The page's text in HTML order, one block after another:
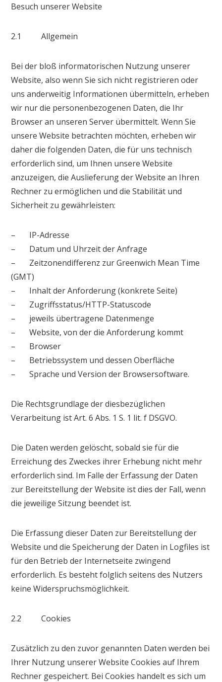
Besuch unserer Website
2.1 Allgemein
Bei der bloß informatorischen Nutzung unserer
Website, also wenn Sie sich nicht registrieren oder
uns anderweitig Informationen übermitteln, erheben
wir nur die personenbezogenen Daten, die Ihr
Browser an unseren Server übermittelt. Wenn Sie
unsere Website betrachten möchten, erheben wir
daher die folgenden Daten, die für uns technisch
erforderlich sind, um Ihnen unsere Website
anzuzeigen, die Auslieferung der Website an Ihren
Rechner zu ermöglichen und die Stabilität und
Sicherheit zu gewährleisten:
– IP-Adresse
– Datum und Uhrzeit der Anfrage
– Zeitzonendifferenz zur Greenwich Mean Time
(GMT)
– Inhalt der Anforderung (konkrete Seite)
– Zugriffsstatus/HTTP-Statuscode
– jeweils übertragene Datenmenge
– Website, von der die Anforderung kommt
– Browser
– Betriebssystem und dessen Oberfläche
– Sprache und Version der Browsersoftware.
Die Rechtsgrundlage der diesbezüglichen
Verarbeitung ist Art. 6 Abs. 1 S. 1 lit. f DSGVO.
Die Daten werden gelöscht, sobald sie für die
Erreichung des Zweckes ihrer Erhebung nicht mehr
erforderlich sind. Im Falle der Erfassung der Daten
zur Bereitstellung der Website ist dies der Fall, wenn
die jeweilige Sitzung beendet ist.
Die Erfassung dieser Daten zur Bereitstellung der
Website und die Speicherung der Daten in Logfiles ist
für den Betrieb der Internetseite zwingend
erforderlich. Es besteht folglich seitens des Nutzers
keine Widerspruchsmöglichkeit.
2.2 Cookies
Zusätzlich zu den zuvor genannten Daten werden bei
Ihrer Nutzung unserer Website Cookies auf Ihrem
Rechner gespeichert. Bei Cookies handelt es sich um